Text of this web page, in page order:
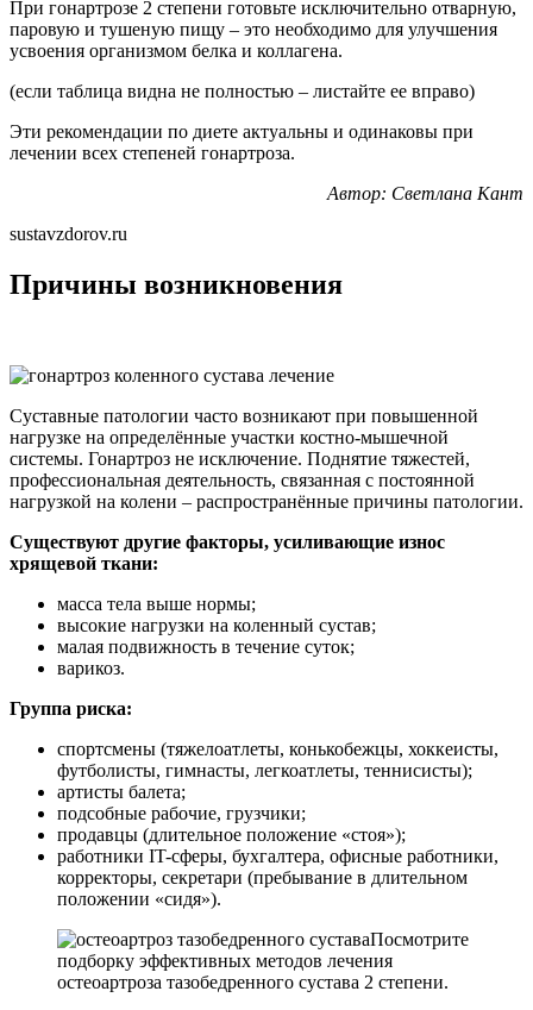
При гонартрозе 2 степени готовьте исключительно отварную,
паровую и тушеную пищу – это необходимо для улучшения
усвоения организмом белка и коллагена.
(если таблица видна не полностью – листайте ее вправо)
Эти рекомендации по диете актуальны и одинаковы при
лечении всех степеней гонартроза.
Автор: Светлана Кант
sustavzdorov.ru
Причины возникновения
Суставные патологии часто возникают при повышенной
нагрузке на определённые участки костно-мышечной
системы. Гонартроз не исключение. Поднятие тяжестей,
профессиональная деятельность, связанная с постоянной
нагрузкой на колени – распространённые причины патологии.
Существуют другие факторы, усиливающие износ
хрящевой ткани:
масса тела выше нормы;
высокие нагрузки на коленный сустав;
малая подвижность в течение суток;
варикоз.
Группа риска:
спортсмены (тяжелоатлеты, конькобежцы, хоккеисты,
футболисты, гимнасты, легкоатлеты, теннисисты);
артисты балета;
подсобные рабочие, грузчики;
продавцы (длительное положение «стоя»);
работники IT-сферы, бухгалтера, офисные работники,
корректоры, секретари (пребывание в длительном
положении «сидя»).
Посмотрите
подборку эффективных методов лечения
остеоартроза тазобедренного сустава 2 степени.